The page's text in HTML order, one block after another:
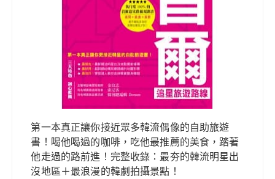
第一本真正讓你接近眾多韓流偶像的自助旅遊
書！喝他喝過的咖啡，吃他最推薦的美食，踏著
他走過的路前進！完整收錄：最夯的韓流明星出
沒地區＋最浪漫的韓劇拍攝景點！